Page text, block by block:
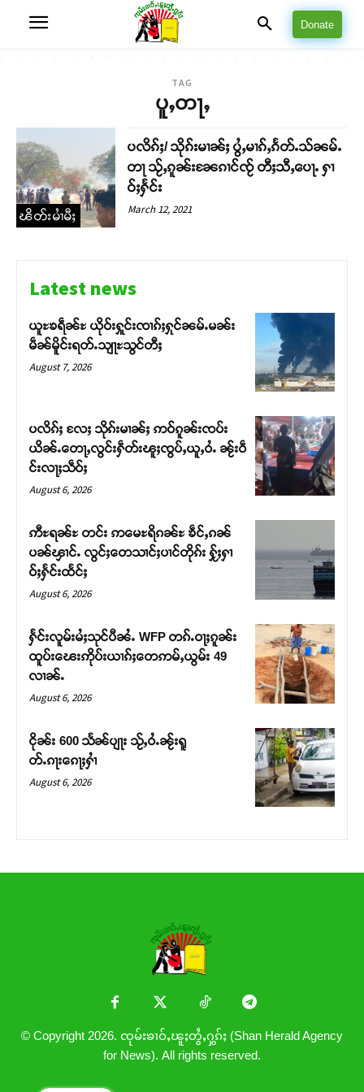
တႃႇႁႂ်ႈသဵင်ၵၢင်ၸႂ်ၵူၼ်းမိူင်း ၵူႈတီႈၵူႈလႅၼ်ပေႃးတေၸွ
တ်ႇ တူဝ်ႈလုမ်ႈၾႃႉၼၼ်ႉ ၶဝ်ႈႁူမ်ႈၵမ်ႉထႅမ် ၸုမ်းၶၢ
ဝ်ႇၽူႈတွႆႇႁွၵ်ႈ လႆႈယူႇၶႃႈဢေႃႈ။
Donate
TAG
ပူႇတႃႇ
ၽိတ်းမၢႆမီႈ
ပလိၵ်ႈ/ သိုၵ်းမၢၼ်ႈ ပွႆႇမၢၵ်ႇၵႅတ်ႉသ်ၼမ်ႉ
တႃ သႂ်ႇၵူၼ်းၼႄၵၢင်ၸႂ် တီႈသီႇပေႃႉ ႁၢ
ဝ်ႈႁႅင်း
March 12, 2021
Latest news
ယူႊၶရဵၼ်ႊ ယိုဝ်းႁူင်းၸၢၵ်ႈႁုင်ၼမ်ႉမၼ်း
မဵၼ်မိူင်းရတ်ႉသျႃႊသွင်တီႈ
August 7, 2026
ပလိၵ်ႈ လႄႈ သိုၵ်းမၢၼ်ႈ ဢဝ်ၵူၼ်းၸပ်း
ယိၼ်ႉတေႃႇလွင်းႁဵတ်းၽူႈၸွပ်ႇယူႇဝႆႉ ၼႂ်းဝဵ
င်းလႃႈသဵဝ်ႈ
August 6, 2026
ဢီႊရၼ်ႊ တင်း ဢမေႊရိၵၼ်ႊ ၶဵင်ႇၵၼ်
ပၼ်ၾၢင်ႉ လွင်ႈတေသၢင်ႈပၢင်တိုၵ်း ႁႂ်ႈႁၢ
ဝ်ႈႁႅင်းထႅင်ႈ
August 6, 2026
ႁႅင်းလူမ်းမႆႈသုင်ပီၼႆႉ WFP တၵ်ႉဝႃႈၵူၼ်း
ထူပ်းၽေးဢိုပ်းယၢၵ်ႈတေဢမ်ႇယွမ်း 49
လၢၼ်ႉ
August 6, 2026
ငိုၼ်း 600 သႅၼ်ပျႃး သႂ်ႇဝႆႉၼႂ်းရူ
တ်ႉၵႃးၵေႃႈႁၢႆ
August 6, 2026
© Copyright 2026. ၸုမ်းၶၢဝ်ႇၽူႈတွႆႇႁွၵ်ႈ (Shan Herald Agency
for News). All rights reserved.